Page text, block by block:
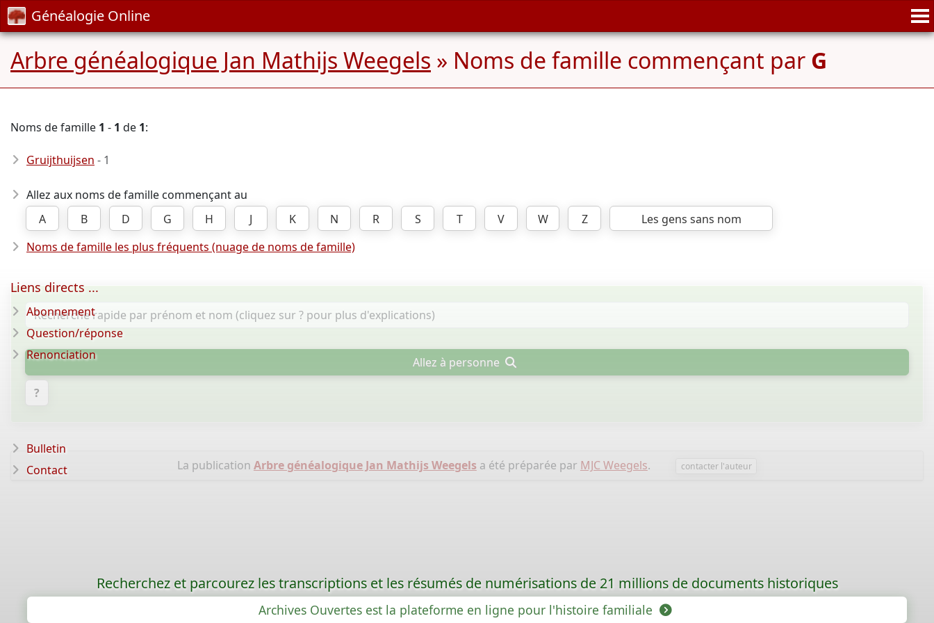
Généalogie Online
Arbre généalogique Jan Mathijs Weegels » Noms de famille commençant par G
Noms de famille 1 - 1 de 1:
Gruijthuijsen - 1
Allez aux noms de famille commençant au
A
B D G H J K N R S T V W Z
Les gens sans nom
Noms de famille les plus fréquents (nuage de noms de famille)
Allez à personne
?
La publication Arbre généalogique Jan Mathijs Weegels a été préparée par MJC Weegels. contacter l'auteur
Liens directs ...
Abonnement
Question/réponse
Renonciation
Bulletin
Contact
Recherchez et parcourez les transcriptions et les résumés de numérisations de 21 millions de documents historiques
Archives Ouvertes est la plateforme en ligne pour l'histoire familiale